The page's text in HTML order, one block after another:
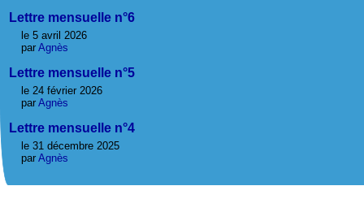
Lettre mensuelle n°6
le 5 avril 2026
par Agnès
Lettre mensuelle n°5
le 24 février 2026
par Agnès
Lettre mensuelle n°4
le 31 décembre 2025
par Agnès